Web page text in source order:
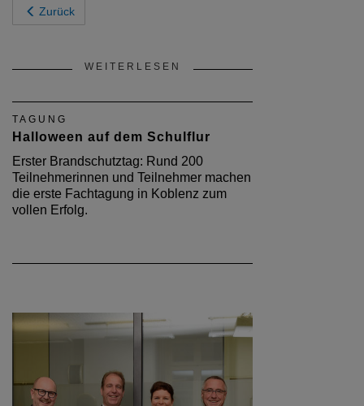
Zurück
WEITERLESEN
TAGUNG
Halloween auf dem Schulflur
Erster Brandschutztag: Rund 200
Teilnehmerinnen und Teilnehmer machen
die erste Fachtagung in Koblenz zum
vollen Erfolg.